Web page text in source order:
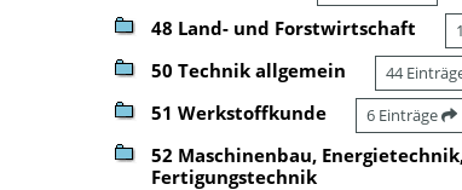
48 Land- und Forstwirtschaft
50 Technik allgemein 44
51 Werkstoffkunde 6 Einträge
52 Maschinenbau,
Fertigungstechnik